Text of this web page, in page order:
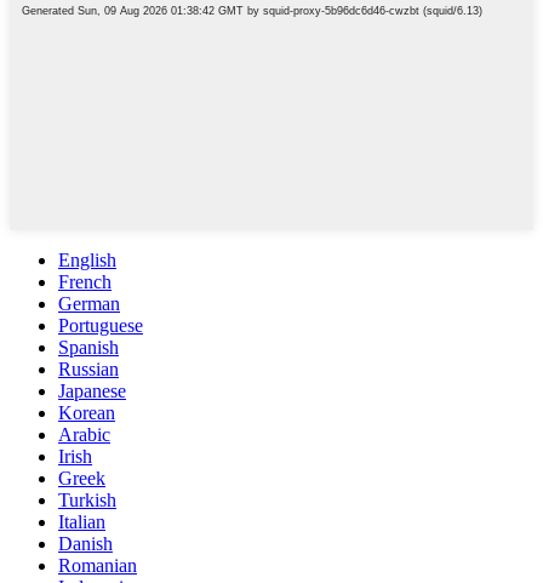
English
French
German
Portuguese
Spanish
Russian
Japanese
Korean
Arabic
Irish
Greek
Turkish
Italian
Danish
Romanian